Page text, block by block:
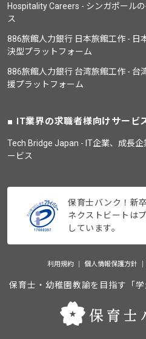
Hospitality Careers - シンガポール
ス
886旅館人力銀行 日本旅館工作 - 日
決型プラットフォーム
886旅館人力銀行 台湾旅館工作 - 台
援プラットフォーム
IT業界の求職者様向けサービ
Tech Bridge Japan - IT企業、成長
ービス
保育士バンク！新
ネクストビートは
しています。
利用規約 個人情報保護方針
保育士・幼稚園教諭を目指す「